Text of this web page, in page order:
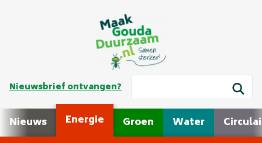
Nieuwsbrief ontvangen?
Nieuws Energie Groen Water